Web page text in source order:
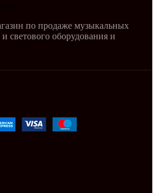
по продаже музыкальных
светового оборудования и